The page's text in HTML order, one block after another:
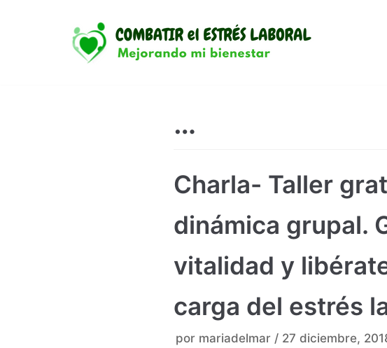
…
Charla- Taller
dinámica grupal.
vitalidad y
carga del estrés
por mariadelmar 27 diciembre,